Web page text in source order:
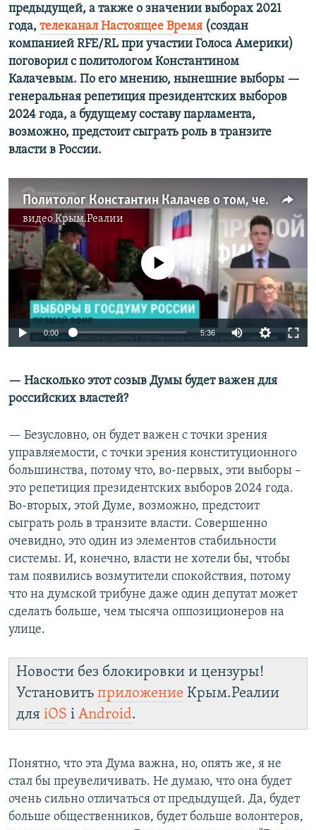
предыдущей, а также о значении выборах 2021
года, телеканал Настоящее Время (создан
компанией RFE/RL при участии Голоса Америки)
поговорил с политологом Константином
Калачевым. По его мнению, нынешние выборы —
генеральная репетиция президентских выборов
2024 года, а будущему составу парламента,
возможно, предстоит сыграть роль в транзите
власти в России.
Политолог Константин Калачев о том, чем важны выборы в Госдуму
видеоКрым.Реалии
No media source currently available
0:00 5:36
— Насколько этот созыв Думы будет важен для
российских властей?
— Безусловно, он будет важен с точки зрения
управляемости, с точки зрения конституционного
большинства, потому что, во-первых, эти выборы –
это репетиция президентских выборов 2024 года.
Во-вторых, этой Думе, возможно, предстоит
сыграть роль в транзите власти. Совершенно
очевидно, это один из элементов стабильности
системы. И, конечно, власти не хотели бы, чтобы
там появились возмутители спокойствия, потому
что на думской трибуне даже один депутат может
сделать больше, чем тысяча оппозиционеров на
улице.
Новости без блокировки и цензуры!
Установить приложение Крым.Реалии
для iOS і Android.
Понятно, что эта Дума важна, но, опять же, я не
стал бы преувеличивать. Не думаю, что она будет
очень сильно отличаться от предыдущей. Да, будет
больше общественников, будет больше волонтеров,